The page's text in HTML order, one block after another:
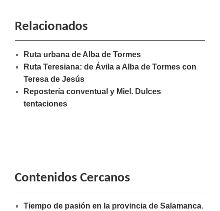
Relacionados
Ruta urbana de Alba de Tormes
Ruta Teresiana: de Ávila a Alba de Tormes con
Teresa de Jesús
Repostería conventual y Miel. Dulces
tentaciones
Contenidos Cercanos
Tiempo de pasión en la provincia de Salamanca.